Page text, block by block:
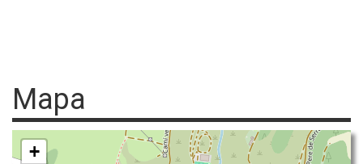
Mapa
+